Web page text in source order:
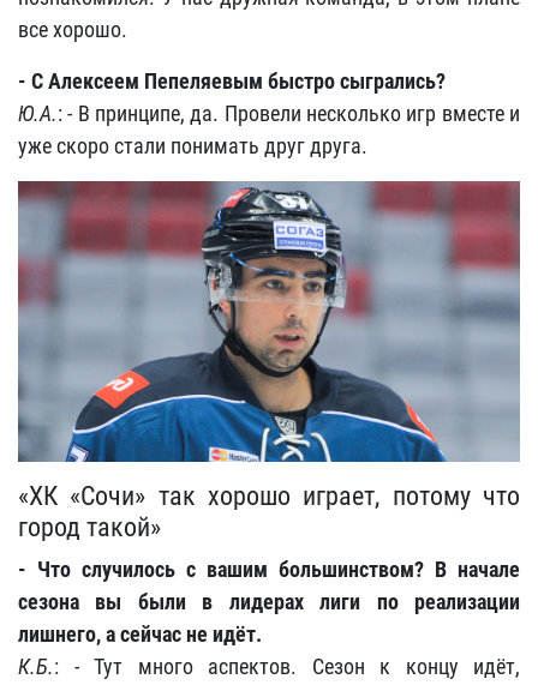
все хорошо.
- С Алексеем Пепеляевым быстро сыгрались?
Ю.А.: - В принципе, да. Провели несколько игр вместе и
уже скоро стали понимать друг друга.
«ХК «Сочи» так хорошо играет, потому что
город такой»
- Что случилось с вашим большинством? В начале
сезона вы были в лидерах лиги по реализации
лишнего, а сейчас не идёт.
К.Б.: - Тут много аспектов. Сезон к концу идёт,